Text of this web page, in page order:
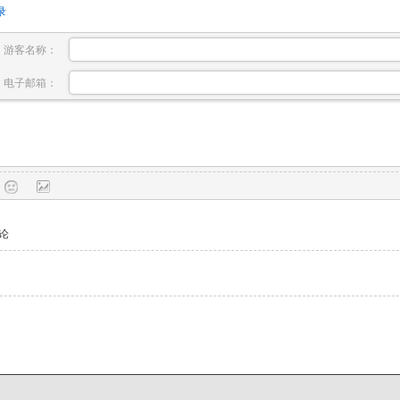
游客名称：
电子邮箱：